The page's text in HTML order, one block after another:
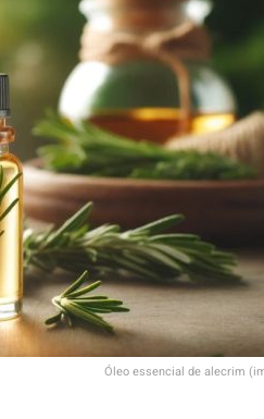
Óleo essencial de alecrim